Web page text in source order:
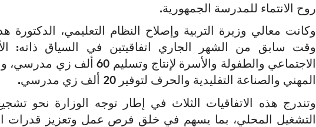
روح الانتماء للمدرسة الجمهورية.
وكانت معالي وزيرة التربية وإصلاح النظام التعليمي،
وقت سابق من الشهر الجاري اتفاقيتين في السياق ذاته:
الاجتماعي والطفولة والأسرة لإنتاج
المهني والصناعة التقليدية والحرف لتوفير 20 ألف زي مدرسي.
وتندرج هذه الاتفاقيات الثلاث في إطار توجه الوزارة نحو
التشغيل المحلي، بما يسهم في خلق فرص عمل وتعزيز قدرات